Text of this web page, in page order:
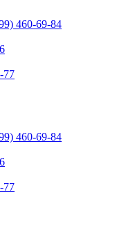
460-69-84
77
460-69-84
77